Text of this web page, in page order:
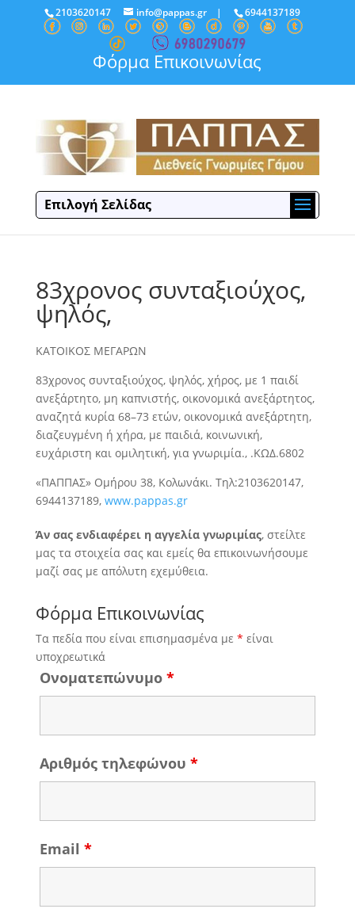
2103620147 info@pappas.gr| 6944137189
Φόρμα Επικοινωνίας
Επιλογή Σελίδας
83χρονος συνταξιούχος,
ψηλός,
ΚΑΤΟΙΚΟΣ ΜΕΓΑΡΩΝ
83χρονος συνταξιούχος, ψηλός,χήρος, με 1 παιδί
ανεξάρτητο, μη καπνιστής, οικονομικά ανεξάρτητος,
αναζητά κυρία 68–73 ετών, οικονομικά ανεξάρτητη,
διαζευγμένη ή χήρα, με παιδιά, κοινωνική,
ευχάριστη και ομιλητική, για γνωριμία., .ΚΩΔ.6802
«ΠΑΠΠΑΣ» Ομήρου 38, Κολωνάκι. Τηλ:2103620147,
6944137189, www.pappas.gr
Άν σας ενδιαφέρει η αγγελία γνωριμίας, στείλτε
μας τα στοιχεία σας και εμείς θα επικοινωνήσουμε
μαζί σας με απόλυτη εχεμύθεια.
Φόρμα Επικοινωνίας
Τα πεδία που είναι επισημασμένα με * είναι
υποχρεωτικά
Ονοματεπώνυμο *
Αριθμός τηλεφώνου *
Email *